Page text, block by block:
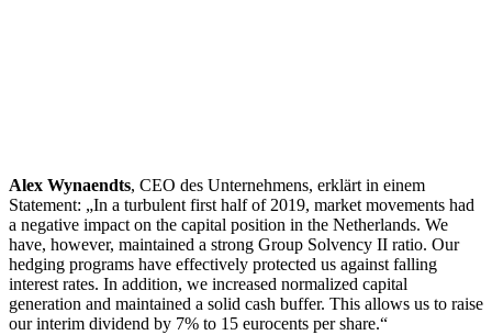
Alex Wynaendts, CEO des Unternehmens, erklärt in einem
Statement: „In a turbulent first half of 2019, market movements had
a negative impact on the capital position in the Netherlands. We
have, however, maintained a strong Group Solvency II ratio. Our
hedging programs have effectively protected us against falling
interest rates. In addition, we increased normalized capital
generation and maintained a solid cash buffer. This allows us to raise
our interim dividend by 7% to 15 eurocents per share.“